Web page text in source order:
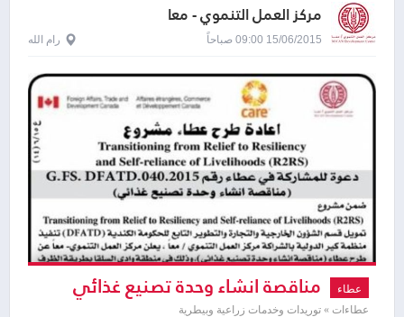
مركز العمل التنموي - معا
15/06/2015 09:00 صباحاً رام الله
عطاء مناقصة انشاء وحدة تصنيع غذائي
عطاءات » توريدات وخدمات زراعية وبيطرية